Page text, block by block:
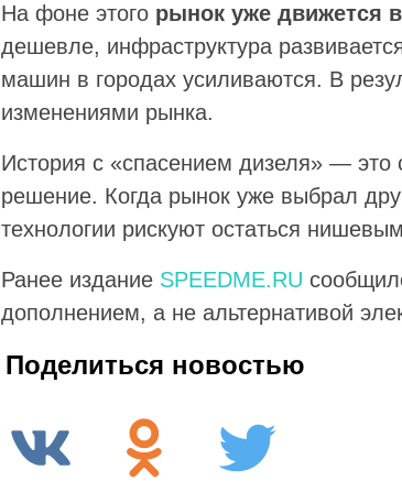
На фоне этого рынок уже движется
дешевле, инфраструктура
машин в городах усиливаются. В
изменениями рынка.
История с «спасением дизеля» — это
решение. Когда рынок уже выбрал
технологии рискуют остаться
Ранее издание SPEEDME.RU
дополнением, а не альтернативой
Поделиться новостью